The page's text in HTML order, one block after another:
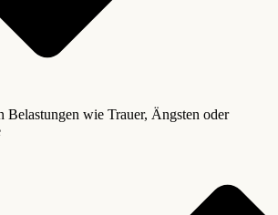
Belastungen wie Trauer, Ängsten oder